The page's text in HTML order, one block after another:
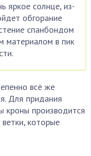
яркое солнце, из-
обгорание
спанбондом
материалом в пик
всё же
Для придания
кроны производится
которые